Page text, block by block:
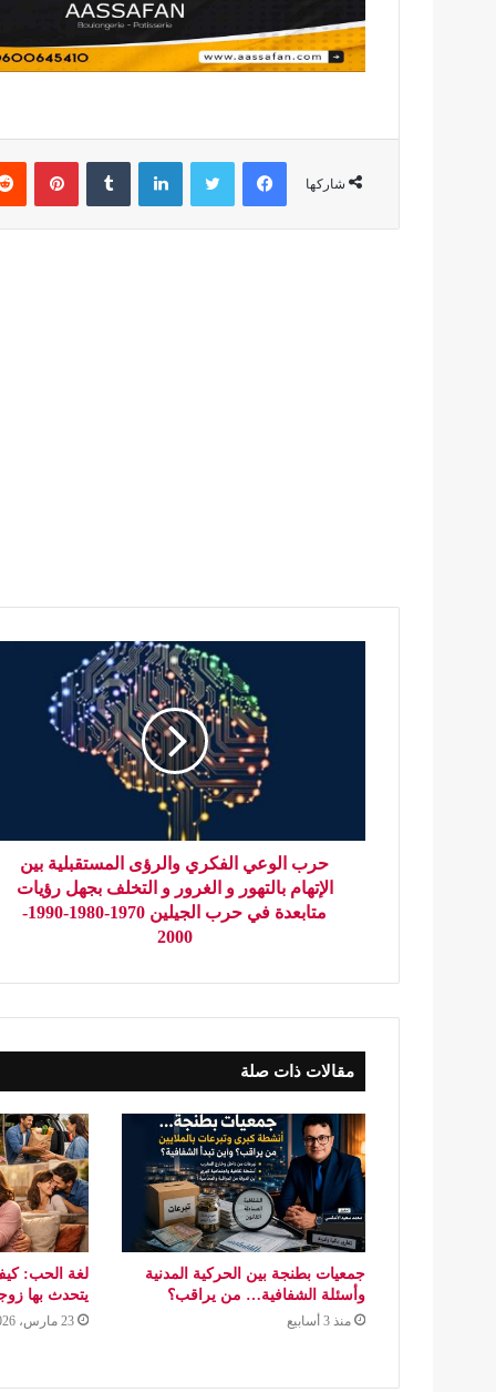
شاركها
فيسبوك تويتر لينكدإن
حرب الوعي الفكري والرؤى المستقبلية بين
الإتهام بالتهور و الغرور و التخلف بجهل رؤيات
متابعدة في حرب الجيلين 1970-1980-1990-
2000
مقالات ذات صلة
جمعيات بطنجة بين الحركية المدنية
وأسئلة الشفافية… من يراقب؟
منذ 3 أسابيع
لغة الحب:
يتحدث بها
23 مارس، 2026